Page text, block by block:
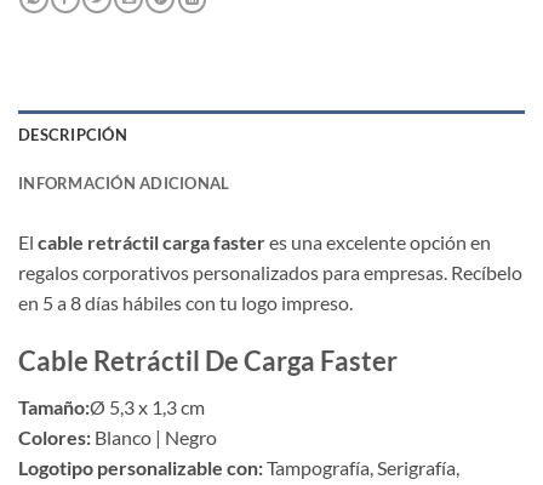
DESCRIPCIÓN
INFORMACIÓN ADICIONAL
El cable retráctil carga fasteres una excelente opción en
regalos corporativos personalizados para empresas. Recíbelo
en 5 a 8 días hábiles con tu logo impreso.
Cable Retráctil De Carga Faster
Tamaño:Ø 5,3 x 1,3 cm
Colores: Blanco | Negro
Logotipo personalizable con:Tampografía, Serigrafía,